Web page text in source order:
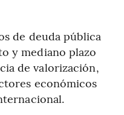
de deuda pública
y mediano plazo
de valorización,
económicos